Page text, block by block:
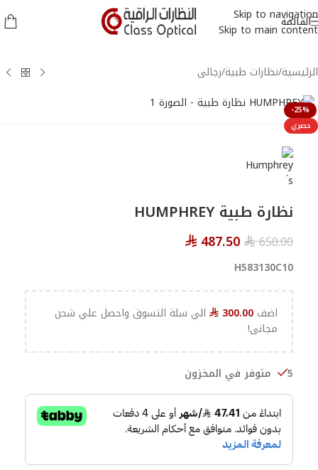
Skip to navigation
Skip to main content
القائمة
الرئيسية/نظارات طبية/رجالى
-25%
حصري
نظارة طبية HUMPHREY
⃁650.00
⃁487.50
H583130C10
اضف ⃁ 300.00
الي سلة التسوق واحصل علي شحن
مجانى!
5 متوفر في المخزون